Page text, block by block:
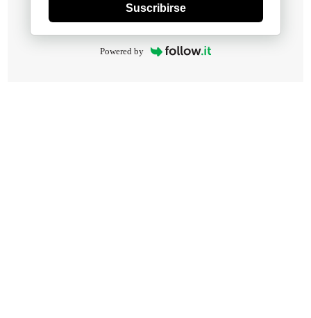
Suscribirse
Powered by